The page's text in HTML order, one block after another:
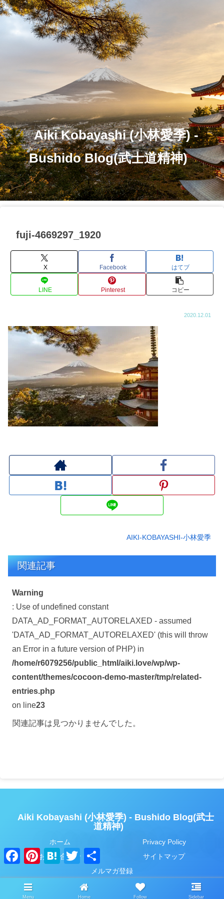
Aiki Kobayashi (小林愛季) -
Bushido Blog(武士道精神)
fuji-4669297_1920
X Facebook はてブ
LINE Pinterest コピー
2020.12.01
AIKI-KOBAYASHI-小林愛季
関連記事
Warning
: Use of undefined constant
DATA_AD_FORMAT_AUTORELAXED - assumed
'DATA_AD_FORMAT_AUTORELAXED' (this will throw
an Error in a future version of PHP) in
/home/r6079256/public_html/aiki.love/wp/wp-
content/themes/cocoon-demo-master/tmp/related-
entries.php
on line23
関連記事は見つかりませんでした。
Aiki Kobayashi (小林愛季) - Bushido Blog(武士
道精神)
ホーム
Privacy Policy
お問い合わせ
サイトマップ
メルマガ登録
© 2020 Aiki Kobayashi (小林愛季) - Bushido Blog(武士道精神).
Menu Home Follow Sidebar
F
e
b
o
P
i
t
H
a
e
T
t
t
e